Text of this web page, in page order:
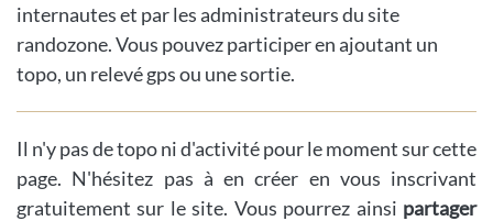
internautes et par les administrateurs du site
randozone. Vous pouvez participer en ajoutant un
topo, un relevé gps ou une sortie.
Il n'y pas de topo ni d'activité pour le moment sur cette
page. N'hésitez pas à en créer en vous inscrivant
gratuitement sur le site. Vous pourrez ainsi partager